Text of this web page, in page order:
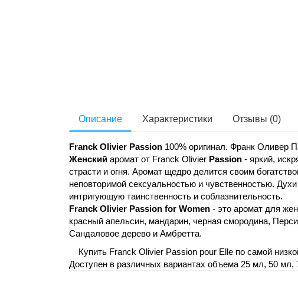
Описание Характеристики Отзывы (0)
Franck Olivier Passion 100% оригинал. Франк Оливер
Женский аромат от Franck Olivier Passion - яркий,
страсти и огня. Аромат щедро делится своим
неповторимой сексуальностью и чувственностью.
интригующую таинственность и соблазнительность.
Franck Olivier Passion for Women - это аромат для
красный апельсин, мандарин, черная смородина,
Сандаловое дерево и Амбретта.
Купить Franck Olivier Passion pour Elle по самой
Доступен в различных вариантах объема 25 мл, 50 мл,